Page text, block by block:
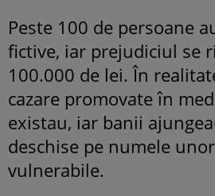
Peste 100 de persoane
fictive, iar prejudiciul se
100.000 de lei. În
cazare promovate în
existau, iar banii
deschise pe numele
vulnerabile.